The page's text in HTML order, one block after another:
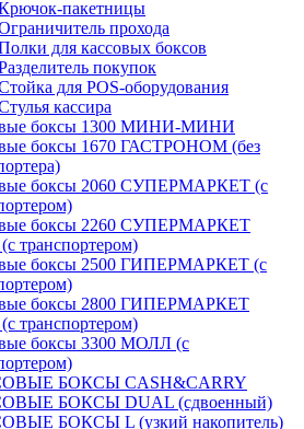
пакетницы
прохода
для кассовых боксов
покупок
для POS-оборудования
кассира
боксы 1300 МИНИ-МИНИ
боксы 1670 ГАСТРОНОМ (без
боксы 2060 СУПЕРМАРКЕТ (с
боксы 2260 СУПЕРМАРКЕТ
транспортером)
боксы 2500 ГИПЕРМАРКЕТ (с
боксы 2800 ГИПЕРМАРКЕТ
транспортером)
боксы 3300 МОЛЛ (с
БОКСЫ CASH&CARRY
БОКСЫ DUAL (сдвоенный)
БОКСЫ L (узкий накопитель)